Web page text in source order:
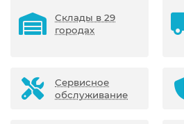
Склады в 29
городах
Сервисное
обслуживание